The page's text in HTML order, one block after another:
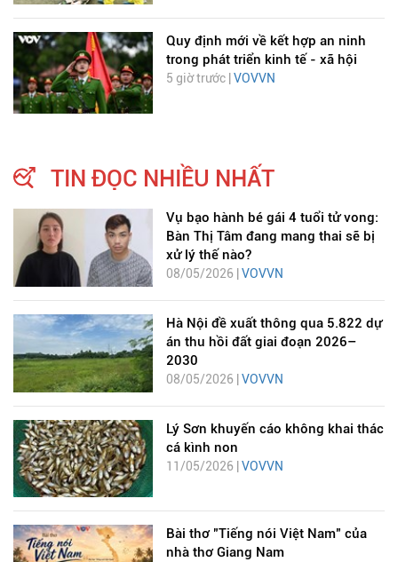
Quy định mới về kết hợp an ninh
trong phát triển kinh tế - xã hội
5 giờ trước | VOVVN
TIN ĐỌC NHIỀU NHẤT
Vụ bạo hành bé gái 4 tuổi tử vong:
Bàn Thị Tâm đang mang thai sẽ bị
xử lý thế nào?
08/05/2026 | VOVVN
Hà Nội đề xuất thông qua 5.822 dự
án thu hồi đất giai đoạn 2026–
2030
08/05/2026 | VOVVN
Lý Sơn khuyến cáo không khai thác
cá kình non
11/05/2026 | VOVVN
Bài thơ "Tiếng nói Việt Nam" của
nhà thơ Giang Nam